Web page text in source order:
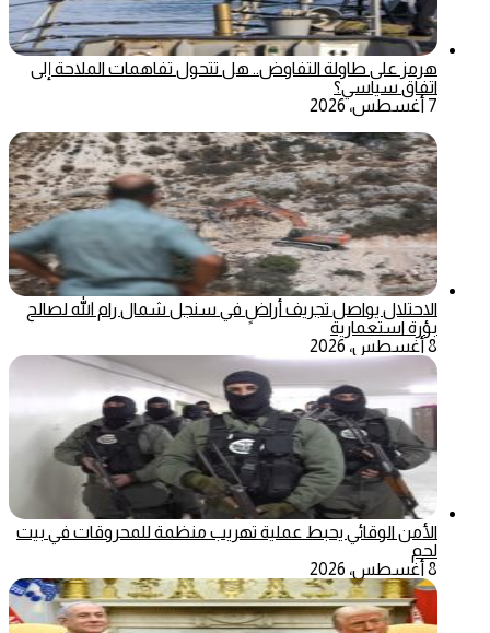
هرمز على طاولة التفاوض.. هل تتحول تفاهمات الملاحة إلى
اتفاق سياسي؟
7 أغسطس، 2026
الاحتلال يواصل تجريف أراضٍ في سنجل شمال رام الله لصالح
بؤرة استعمارية
8 أغسطس، 2026
الأمن الوقائي يحبط عملية تهريب منظمة للمحروقات في بيت
لحم
8 أغسطس، 2026